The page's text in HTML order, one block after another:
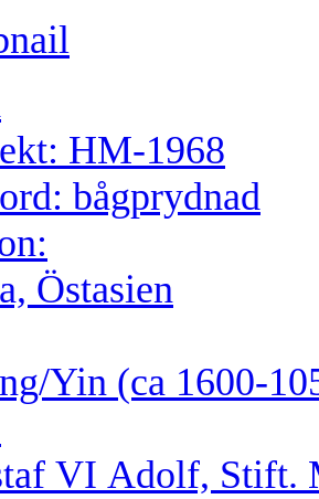
HM-1968
bågprydnad
Östasien
Yin (ca 1600-
VI Adolf, Stift.